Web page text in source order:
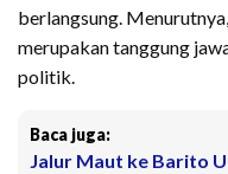
berlangsung.
merupakan tanggung
politik.
Baca juga:
Jalur Maut ke Barito